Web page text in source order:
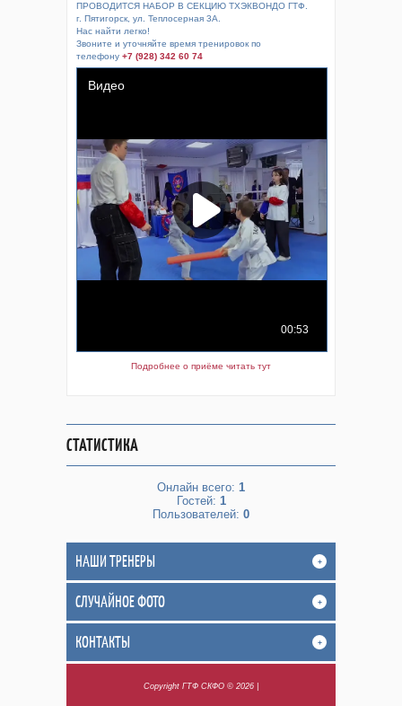
ПРОВОДИТСЯ НАБОР В СЕКЦИЮ ТХЭКВОНДО ГТФ.
г. Пятигорск, ул. Теплосерная 3А.
Нас найти легко!
Звоните и уточняйте время тренировок по
телефону +7 (928) 342 60 74
Подробнее о приёме читать тут
СТАТИСТИКА
Онлайн всего: 1
Гостей: 1
Пользователей: 0
НАШИ ТРЕНЕРЫ +
СЛУЧАЙНОЕ ФОТО +
КОНТАКТЫ +
Copyright ГТФ СКФО © 2026